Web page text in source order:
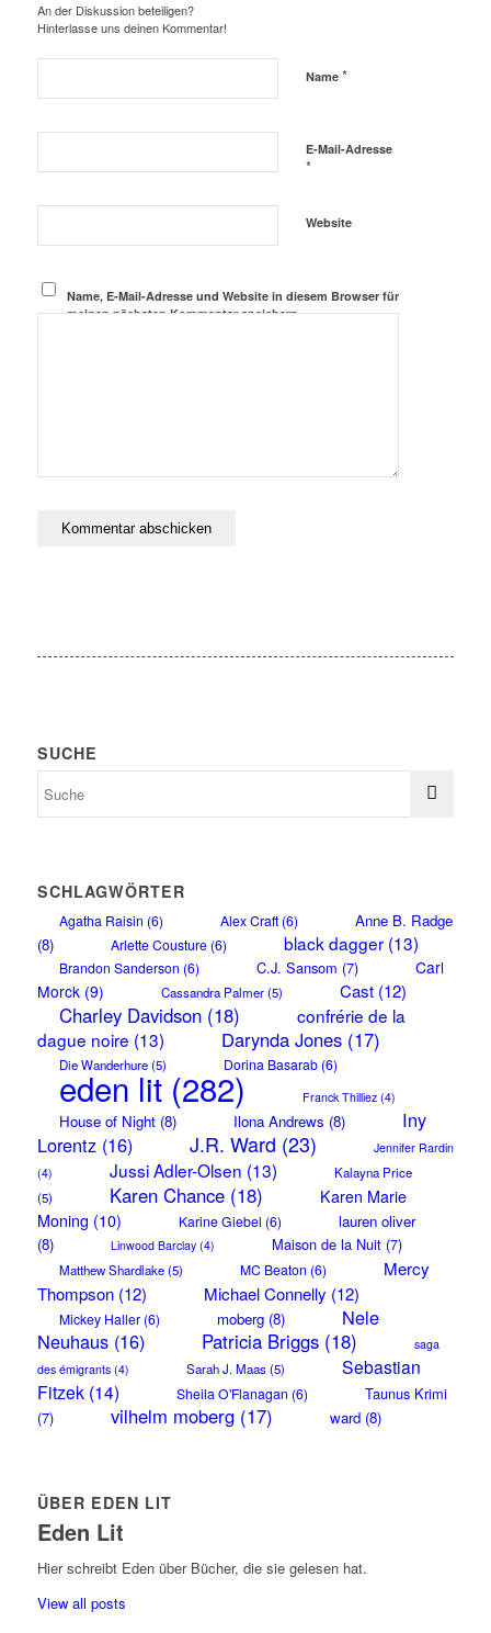
An der Diskussion beteiligen?
Hinterlasse uns deinen Kommentar!
Name *
E-Mail-Adresse
*
Website
Name, E-Mail-Adresse und Website in diesem Browser für
meinen nächsten Kommentar speichern.
SUCHE
SCHLAGWÖRTER
Agatha Raisin (6) Alex Craft(6)
Anne B. Radge
(8)
Arlette Cousture(6) black dagger(13)
Brandon Sanderson (6) C.J. Sansom (7)
Carl
Morck(9) Cassandra Palmer(5) Cast(12)
Charley Davidson(18)
confrérie de la
dague noire (13) Darynda Jones(17)
Die Wanderhure(5) Dorina Basarab(6)
eden lit(282) Franck Thilliez(4)
House of Night(8) Ilona Andrews (8)
Iny
Lorentz(16) J.R. Ward (23)
Jennifer Rardin
(4)
Jussi Adler-Olsen (13)
Kalayna Price
(5)
Karen Chance(18)
Karen Marie
Moning (10) Karine Giebel (6)
lauren oliver
(8)
Linwood Barclay(4) Maison de la Nuit(7)
Matthew Shardlake(5) MC Beaton (6)
Mercy
Thompson(12) Michael Connelly (12)
Mickey Haller(6) moberg(8)
Nele
Neuhaus(16) Patricia Briggs(18)
saga
des émigrants(4) Sarah J. Maas(5)
Sebastian
Fitzek(14) Sheila O'Flanagan (6)
Taunus Krimi
(7)
vilhelm moberg(17) ward(8)
ÜBER EDEN LIT
Eden Lit
Hier schreibt Eden über Bücher, die sie gelesen hat.
View all posts